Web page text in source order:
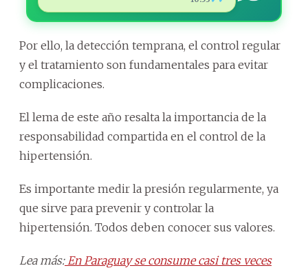
Por ello, la detección temprana, el control regular
y el tratamiento son fundamentales para evitar
complicaciones.
El lema de este año resalta la importancia de la
responsabilidad compartida en el control de la
hipertensión.
Es importante medir la presión regularmente, ya
que sirve para prevenir y controlar la
hipertensión. Todos deben conocer sus valores.
Lea más:En Paraguay se consume casi tres veces